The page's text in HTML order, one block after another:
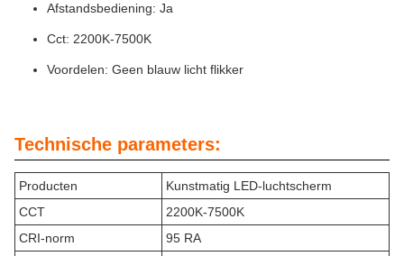
Afstandsbediening: Ja
Cct: 2200K-7500K
Voordelen: Geen blauw licht flikker
Technische parameters:
Producten
Kunstmatig LED-luchtscherm
CCT
2200K-7500K
CRI-norm
95 RA